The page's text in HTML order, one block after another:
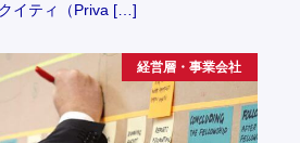
イティ（Priva […]
経営層・事業会社